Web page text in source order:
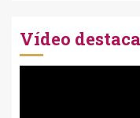
Vídeo